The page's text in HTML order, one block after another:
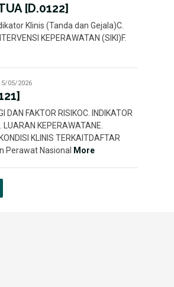
[D.0122]
Klinis (Tanda dan Gejala)C.
KEPERAWATAN (SIKI)F.
05/2026
DAN FAKTOR RISIKOC. INDIKATOR
KEPERAWATANE.
KLINIS TERKAITDAFTAR
Perawat Nasional More